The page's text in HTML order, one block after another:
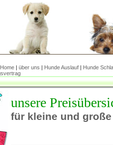
Home | über uns | Hunde Auslauf | Hunde
unsere
für kleine und